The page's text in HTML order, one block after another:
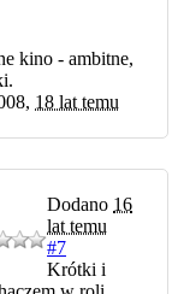
kino - ambitne,
18 lat temu
Dodano 16
lat temu
#7
Krótki i